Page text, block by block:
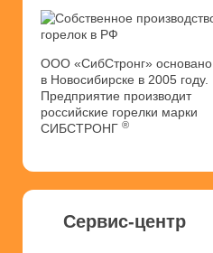
ООО «СибСтронг» основано
в Новосибирске в 2005 году.
Предприятие производит
российские горелки марки
СИБСТРОНГ ®
Сервис-центр